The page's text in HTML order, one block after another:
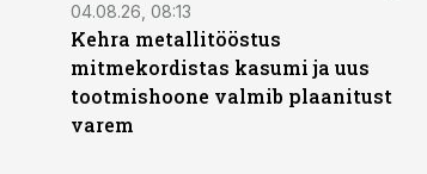
04.08.26, 08:13
Kehra metallitööstus
mitmekordistas kasumi ja uus
tootmishoone valmib plaanitust
varem